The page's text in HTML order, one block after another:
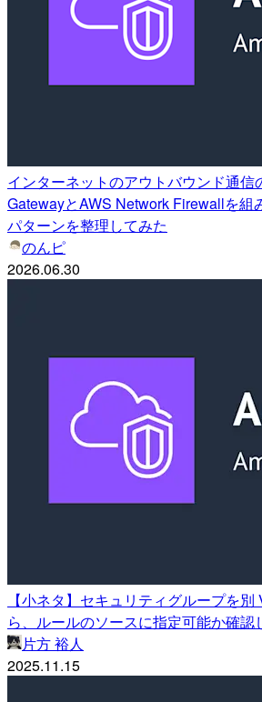
インターネットのアウトバウンド通信
GatewayとAWS Network Firewallを組
パターンを整理してみた
のんピ
2026.06.30
【小ネタ】セキュリティグループを
ら、ルールのソースに指定可能か確認
片方 裕人
2025.11.15